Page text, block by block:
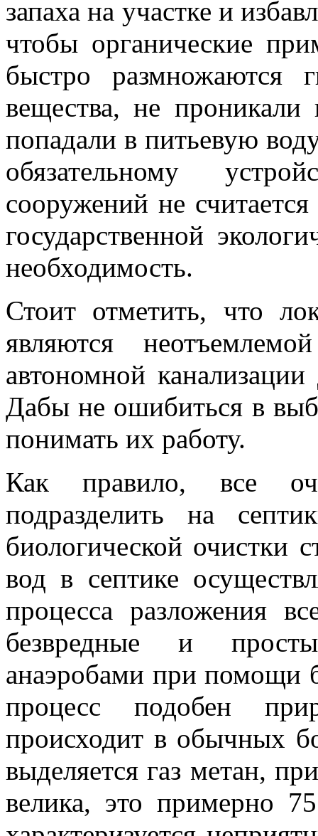
запаха на участке и
чтобы органические
быстро размножаются
вещества, не
попадали в питьевую
обязательному
сооружений не
государственной
необходимость.
Стоит отметить, что
являются
автономной
Дабы не ошибиться в
понимать их работу.
Как правило, все
подразделить на
биологической очистки
вод в септике
процесса разложения
безвредные и
анаэробами при помощи
процесс подобен
происходит в обычных
выделяется газ метан,
велика, это примерно